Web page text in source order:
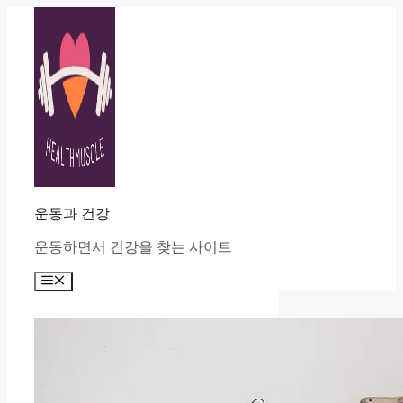
운동과 건강
운동하면서 건강을 찾는 사이트
Menu